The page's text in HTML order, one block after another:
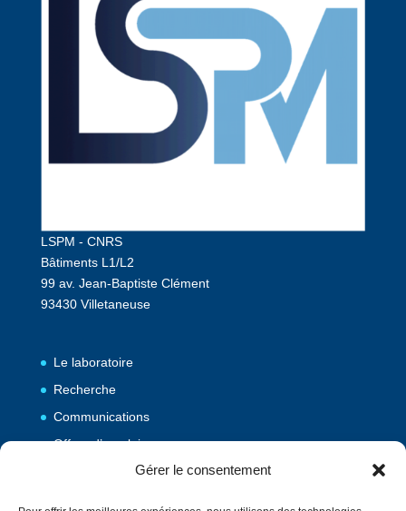
Gérer le consentement
LSPM - CNRS
Bâtiments L1/L2
99 av. Jean-Baptiste Clément
93430 Villetaneuse
Le laboratoire
Recherche
Communications
Offres d’emploi